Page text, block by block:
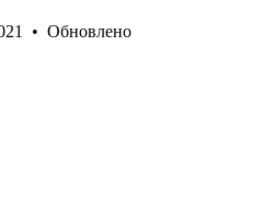
• Обновлено